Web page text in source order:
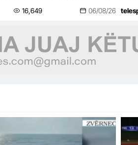
16,649 06/08/26